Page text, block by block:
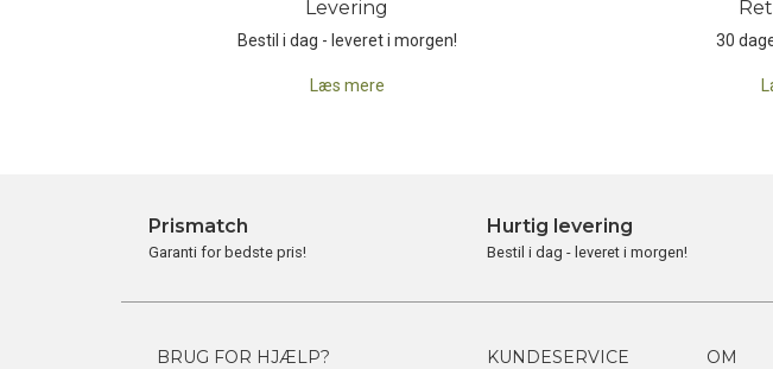
Levering
Bestil i dag - leveret i morgen!
Læs mere
30
Prismatch
Garanti for bedste pris!
Hurtig levering
Bestil i dag - leveret i morgen!
BRUG FOR HJÆLP? KUNDESERVICE
OM